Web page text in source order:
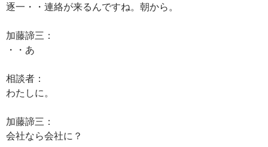
逐一・・連絡が来るんですね。朝から。
加藤諦三：
・・あ
相談者：
わたしに。
加藤諦三：
会社なら会社に？